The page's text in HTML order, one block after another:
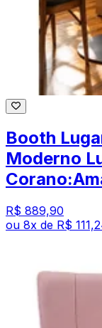
Booth
Moderno
R$ 889,90
ou 8x de R$